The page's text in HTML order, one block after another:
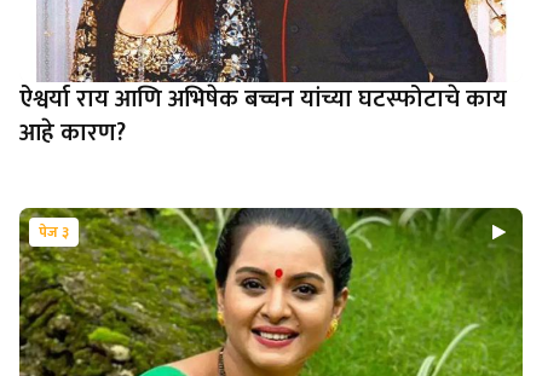
ऐश्वर्या राय आणि अभिषेक बच्चन यांच्या घटस्फोटाचे काय
आहे कारण?
पेज ३